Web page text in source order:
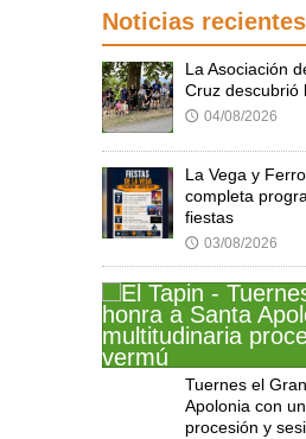
Noticias recientes
La Asociación
Cruz descubrió
🕔 04/08/2026
La Vega y
completa
fiestas
🕔 03/08/2026
Tuernes el
Apolonia con
procesión y